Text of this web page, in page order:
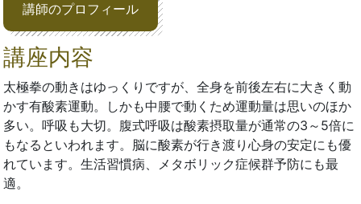
講師のプロフィール
講座内容
太極拳の動きはゆっくりですが、全身を前後左右に大きく動
かす有酸素運動。しかも中腰で動くため運動量は思いのほか
多い。呼吸も大切。腹式呼吸は酸素摂取量が通常の3～5倍に
もなるといわれます。脳に酸素が行き渡り心身の安定にも優
れています。生活習慣病、メタボリック症候群予防にも最
適。